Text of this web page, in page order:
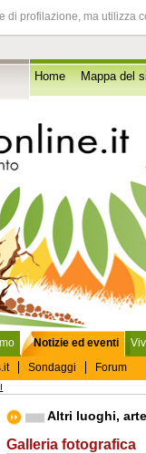
di profilazione, ma utilizza
Home Mappa del
Notizie ed eventi
Sondaggi Forum
Altri luoghi,
Galleria fotografica